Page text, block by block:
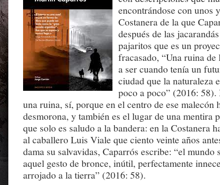
encontrándose con unos
Costanera de la que
después de las
pajaritos que es un
fracasado, “Una ruina
a ser cuando tenía un
ciudad que la naturaleza
poco a poco” (2016: 58).
una ruina, sí, porque en el centro de ese malecón
desmorona, y también es el lugar de una mentira
que solo es saludo a la bandera: en la Costanera
al caballero Luis Viale que ciento veinte años
dama su salvavidas, Caparrós escribe: “el mundo
aquel gesto de bronce, inútil, perfectamente
arrojado a la tierra” (2016: 58).